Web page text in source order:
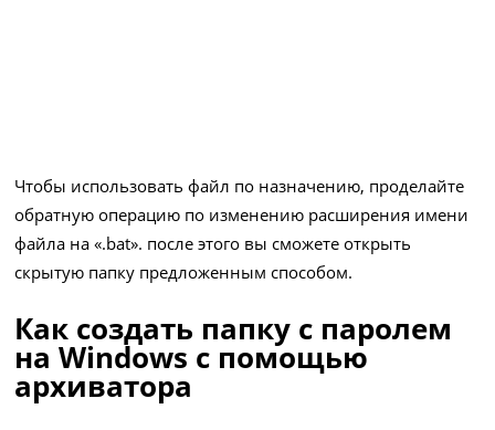
Чтобы использовать файл по назначению, проделайте
обратную операцию по изменению расширения имени
файла на «.bat». после этого вы сможете открыть
скрытую папку предложенным способом.
Как создать папку с паролем
на Windows с помощью
архиватора